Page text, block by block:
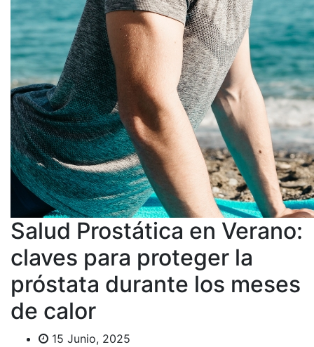
Salud Prostática en Verano:
claves para proteger la
próstata durante los meses
de calor
15 Junio, 2025